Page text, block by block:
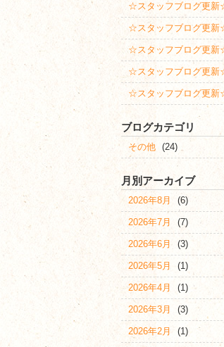
☆スタッフブログ更
☆スタッフブログ更
☆スタッフブログ更
☆スタッフブログ更
☆スタッフブログ更
ブログカテゴリ
その他 (24)
月別アーカイブ
2026年8月 (6)
2026年7月 (7)
2026年6月 (3)
2026年5月 (1)
2026年4月 (1)
2026年3月 (3)
2026年2月 (1)